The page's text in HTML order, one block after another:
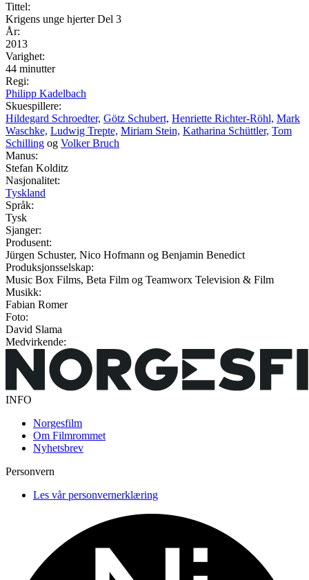
Tittel:
Krigens unge hjerter Del 3
År:
2013
Varighet:
44 minutter
Regi:
Philipp Kadelbach
Skuespillere:
Hildegard Schroedter, Götz Schubert, Henriette Richter-Röhl, Mark
Waschke, Ludwig Trepte, Miriam Stein, Katharina Schüttler, Tom
Schilling og Volker Bruch
Manus:
Stefan Kolditz
Nasjonalitet:
Tyskland
Språk:
Tysk
Sjanger:
Produsent:
Jürgen Schuster, Nico Hofmann og Benjamin Benedict
Produksjonsselskap:
Music Box Films, Beta Film og Teamworx Television & Film
Musikk:
Fabian Romer
Foto:
David Slama
Medvirkende:
INFO
Norgesfilm
Om Filmrommet
Nyhetsbrev
Personvern
Les vår personvernerklæring